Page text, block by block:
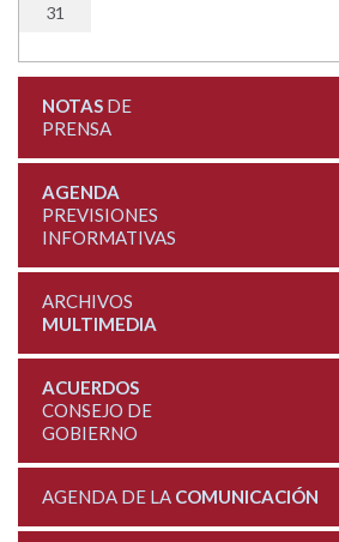
31
NOTASDE
PRENSA
AGENDA
PREVISIONES
INFORMATIVAS
ARCHIVOS
MULTIMEDIA
ACUERDOS
CONSEJO DE
GOBIERNO
AGENDA DE LA COMUNICACIÓN